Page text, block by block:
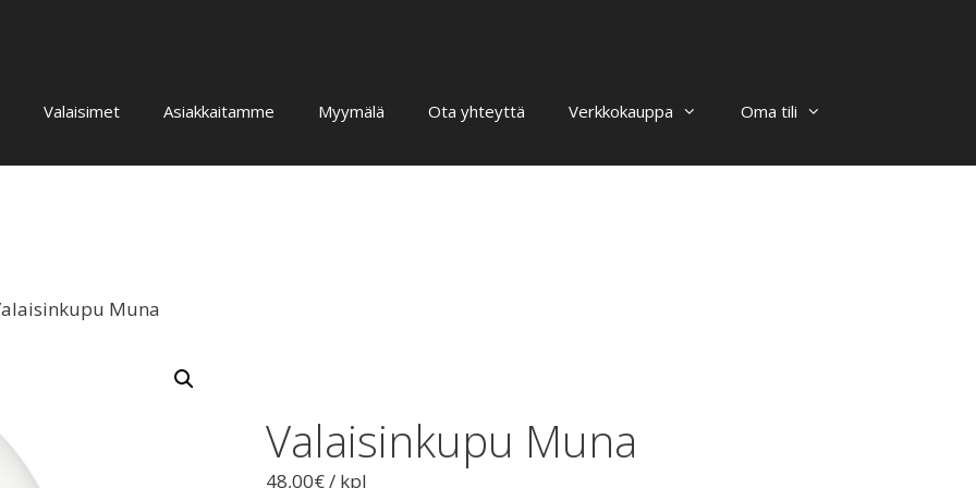
Valaisimet Asiakkaitamme Myymälä Ota yhteyttä Verkkokauppa Oma tili
Muna
Valaisinkupu Muna
48,00€/ kpl